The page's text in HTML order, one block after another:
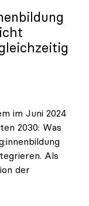
im Juni 2024
2030: Was
Als
der